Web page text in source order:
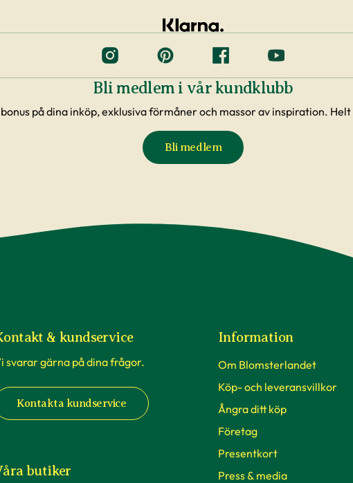
Bli medlem i vår kundklubb
på dina inköp, exklusiva förmåner och massor av inspiration.
Bli medlem
& kundservice
svarar gärna på dina frågor.
Kontakta kundservice
butiker
Information
Om Blomsterlandet
Köp- och leveransvillkor
Ångra ditt köp
Företag
Presentkort
Press & media